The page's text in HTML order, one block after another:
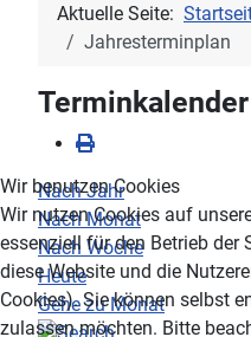
Aktuelle Seite:
Jahresterminplan
Terminkalender
Nach Jahr
Nach Monat
Nach Woche
Heute
Gehe zu Monat
Wir benutzen Cookies
Wir nutzen Cookies auf
essenziell für den Betrieb der
diese Website und die
Cookies). Sie können selbst
zulassen möchten. Bitte